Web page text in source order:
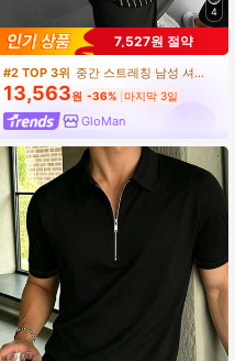
4
7,527원 절약
#2 TOP 3위 중간 스트레칭 남성 셔츠
13,563원 -36% 마지막 3일
GloMan